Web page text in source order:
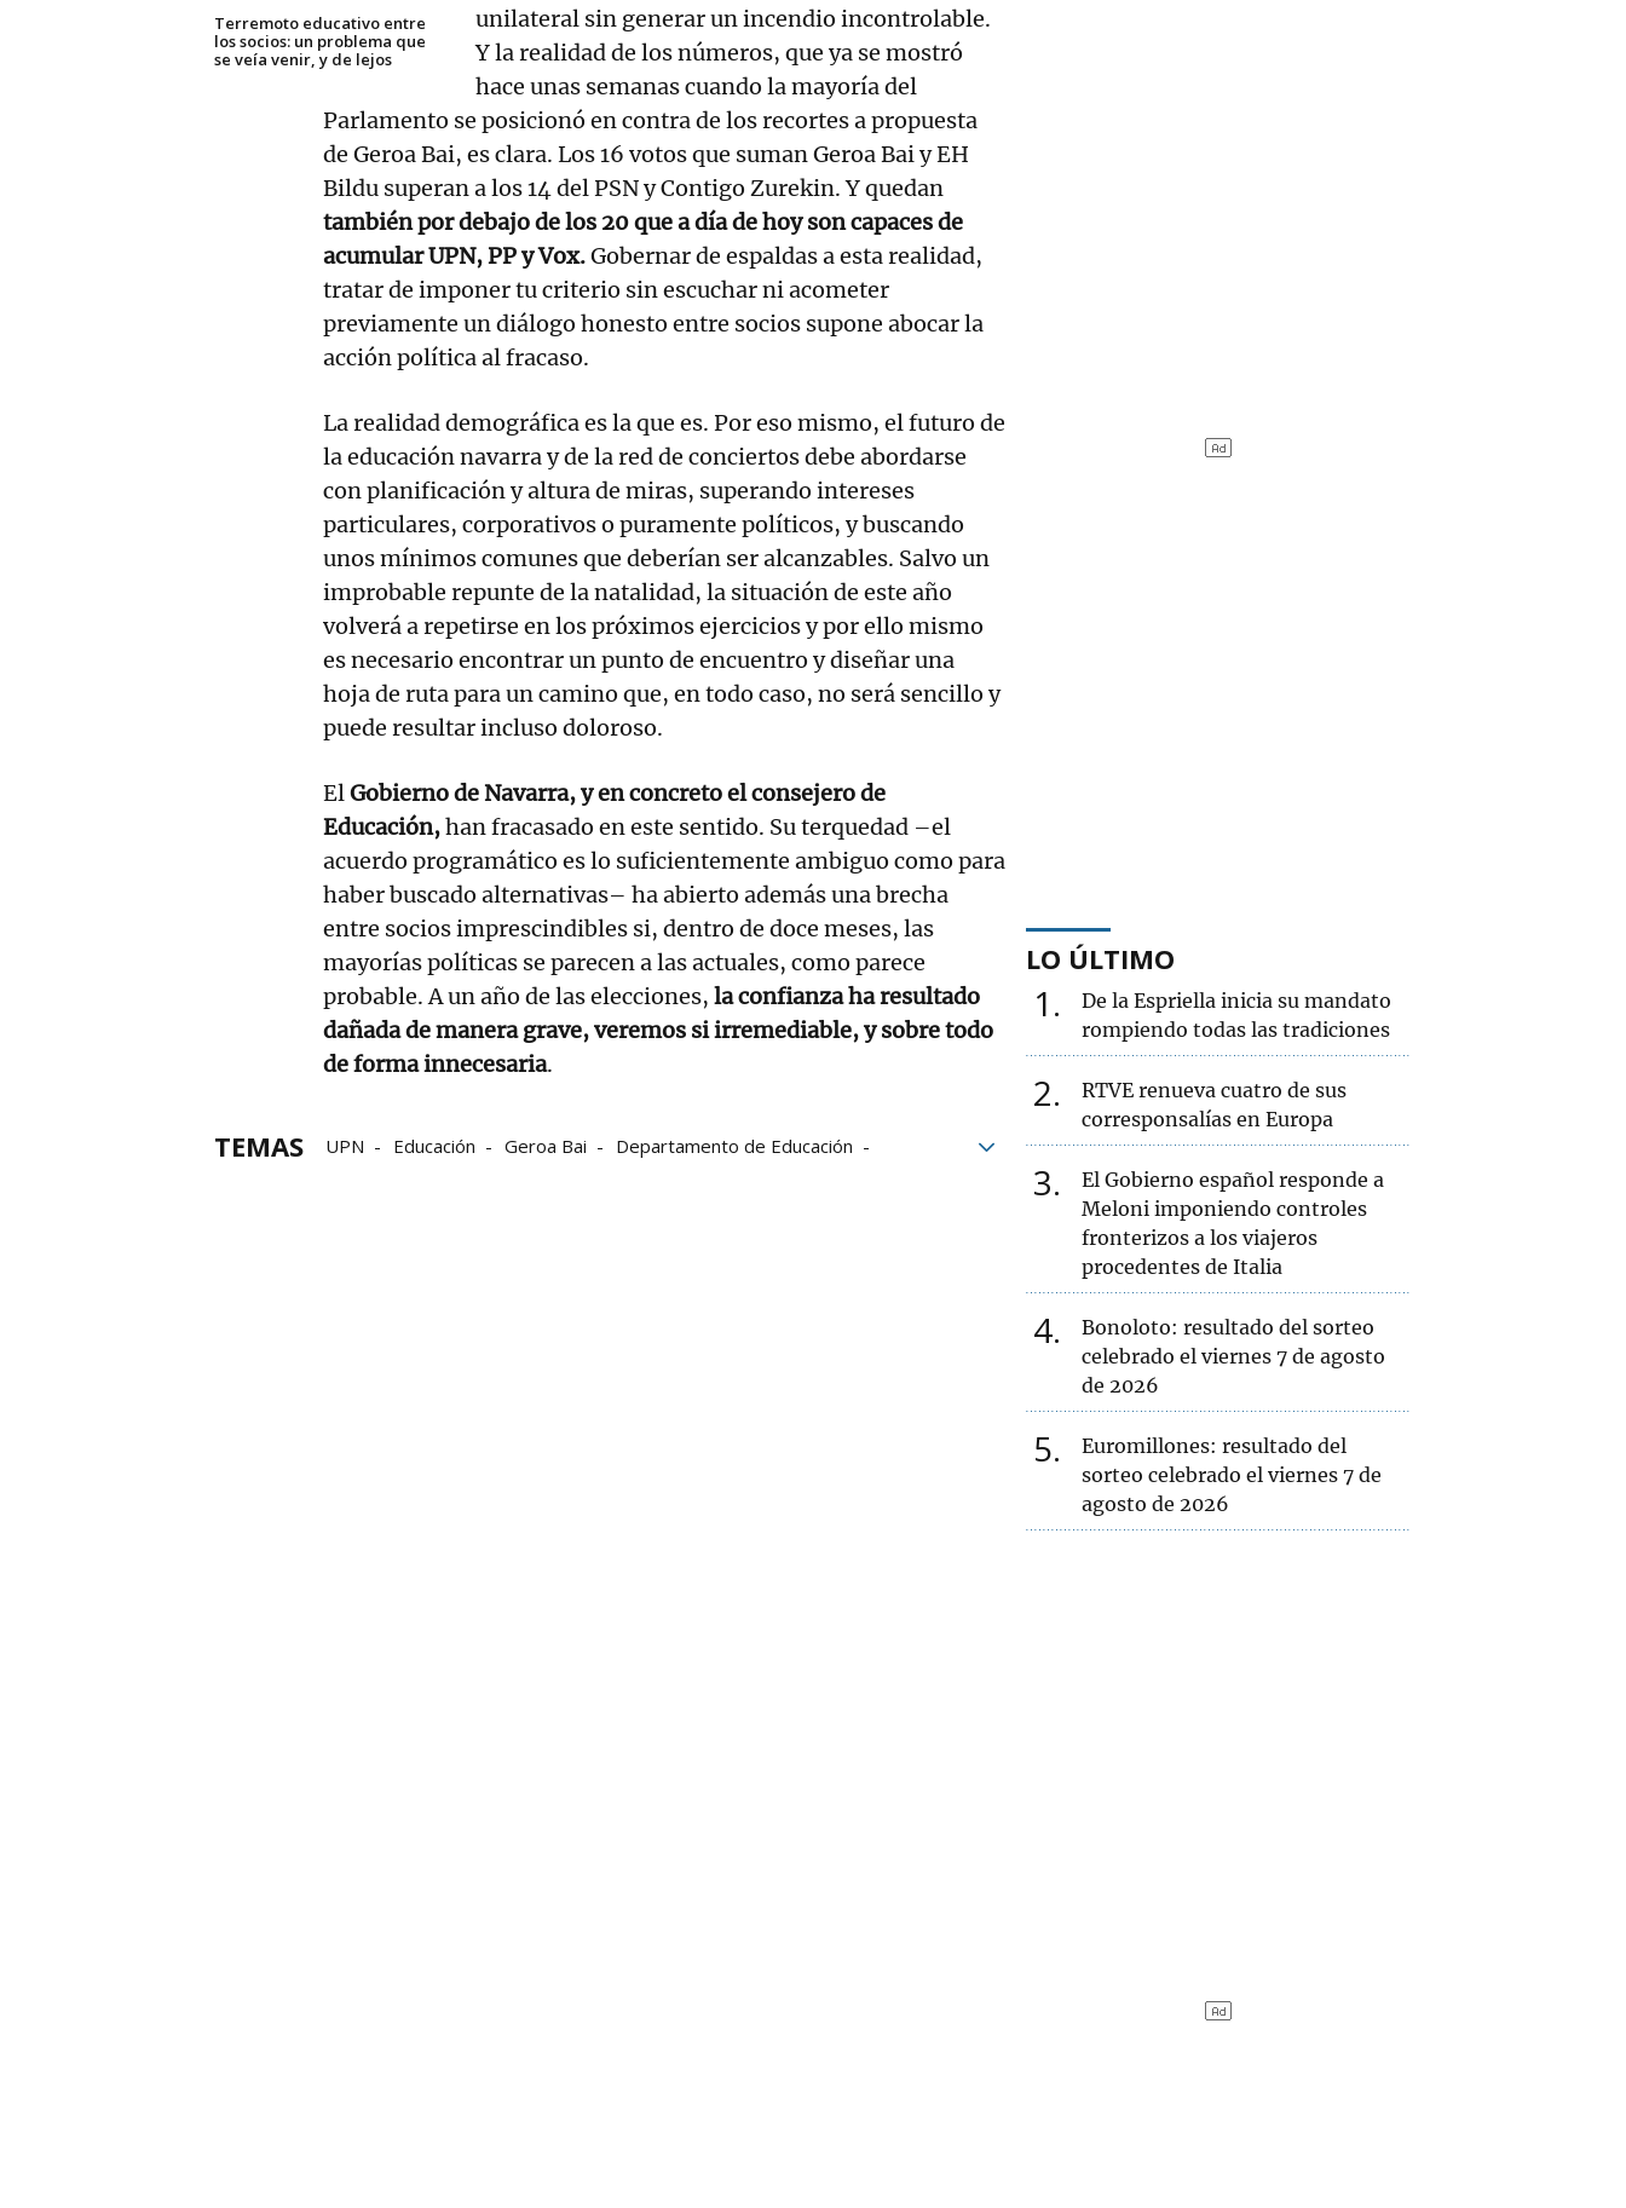
Terremoto educativo entre
los socios: un problema que
se veía venir, y de lejos
unilateral sin generar un incendio incontrolable.
Y la realidad de los números, que ya se mostró
hace unas semanas cuando la mayoría del
Parlamento se posicionó en contra de los recortes a propuesta
de Geroa Bai, es clara. Los 16 votos que suman Geroa Bai y EH
Bildu superan a los 14 del PSN y Contigo Zurekin. Y quedan
también por debajo de los 20 que a día de hoy son capaces de
acumular UPN, PP y Vox.Gobernar de espaldas a esta realidad,
tratar de imponer tu criterio sin escuchar ni acometer
previamente un diálogo honesto entre socios supone abocar la
acción política al fracaso.
La realidad demográfica es la que es. Por eso mismo, el futuro de
la educación navarra y de la red de conciertos debe abordarse
con planificación y altura de miras, superando intereses
particulares, corporativos o puramente políticos, y buscando
unos mínimos comunes que deberían ser alcanzables. Salvo un
improbable repunte de la natalidad, la situación de este año
volverá a repetirse en los próximos ejercicios y por ello mismo
es necesario encontrar un punto de encuentro y diseñar una
hoja de ruta para un camino que, en todo caso, no será sencillo y
puede resultar incluso doloroso.
ElGobierno de Navarra, y en concreto el consejero de
Educación,han fracasado en este sentido. Su terquedad –el
acuerdo programático es lo suficientemente ambiguo como para
haber buscado alternativas– ha abierto además una brecha
entre socios imprescindibles si, dentro de doce meses, las
mayorías políticas se parecen a las actuales, como parece
probable. A un año de las elecciones, la confianza ha resultado
dañada de manera grave, veremos si irremediable, y sobre todo
de forma innecesaria.
TEMAS UPN Educación Geroa Bai
Departamento de Educación
LO ÚLTIMO
1
De la Espriella inicia su mandato
rompiendo todas las tradiciones
2
RTVE renueva cuatro de sus
corresponsalías en Europa
3
El Gobierno español responde a
Meloni imponiendo controles
fronterizos a los viajeros
procedentes de Italia
4
Bonoloto: resultado del sorteo
celebrado el viernes 7 de agosto
de 2026
5
Euromillones: resultado del
sorteo celebrado el viernes 7 de
agosto de 2026